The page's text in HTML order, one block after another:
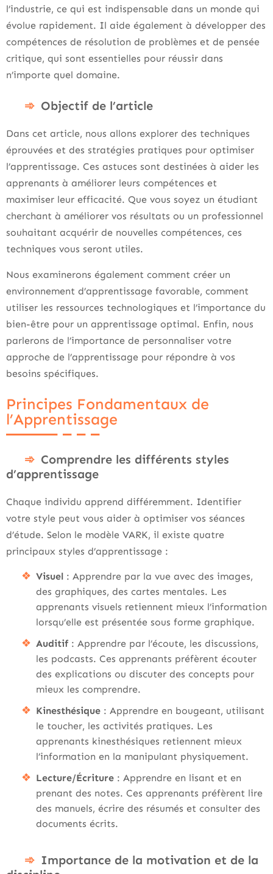
l’industrie, ce qui est indispensable dans un monde qui
évolue rapidement. Il aide également à développer des
compétences de résolution de problèmes et de pensée
critique, qui sont essentielles pour réussir dans
n’importe quel domaine.
Objectif de l’article
Dans cet article, nous allons explorer des techniques
éprouvées et des stratégies pratiques pour optimiser
l’apprentissage. Ces astuces sont destinées à aider les
apprenants à améliorer leurs compétences et
maximiser leur efficacité. Que vous soyez un étudiant
cherchant à améliorer vos résultats ou un professionnel
souhaitant acquérir de nouvelles compétences, ces
techniques vous seront utiles.
Nous examinerons également comment créer un
environnement d’apprentissage favorable, comment
utiliser les ressources technologiques et l’importance du
bien-être pour un apprentissage optimal. Enfin, nous
parlerons de l’importance de personnaliser votre
approche de l’apprentissage pour répondre à vos
besoins spécifiques.
Principes Fondamentaux de
l’Apprentissage
Comprendre les différents styles
d’apprentissage
Chaque individu apprend différemment. Identifier
votre style peut vous aider à optimiser vos séances
d’étude. Selon le modèle VARK, il existe quatre
principaux styles d’apprentissage :
Visuel : Apprendre par la vue avec des images,
des graphiques, des cartes mentales. Les
apprenants visuels retiennent mieux l’information
lorsqu’elle est présentée sous forme graphique.
Auditif : Apprendre par l’écoute, les discussions,
les podcasts. Ces apprenants préfèrent écouter
des explications ou discuter des concepts pour
mieux les comprendre.
Kinesthésique : Apprendre en bougeant, utilisant
le toucher, les activités pratiques. Les
apprenants kinesthésiques retiennent mieux
l’information en la manipulant physiquement.
Lecture/Écriture : Apprendre en lisant et en
prenant des notes. Ces apprenants préfèrent lire
des manuels, écrire des résumés et consulter des
documents écrits.
Importance de la motivation et de la